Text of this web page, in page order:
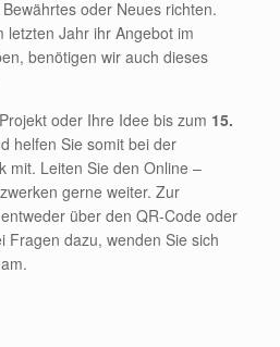
oder Neues richten.
letzten Jahr ihr Angebot im
benötigen wir auch dieses
oder Ihre Idee bis zum 15.
helfen Sie somit bei der
mit. Leiten Sie den Online –
gerne weiter. Zur
über den QR-Code oder
Fragen dazu, wenden Sie sich